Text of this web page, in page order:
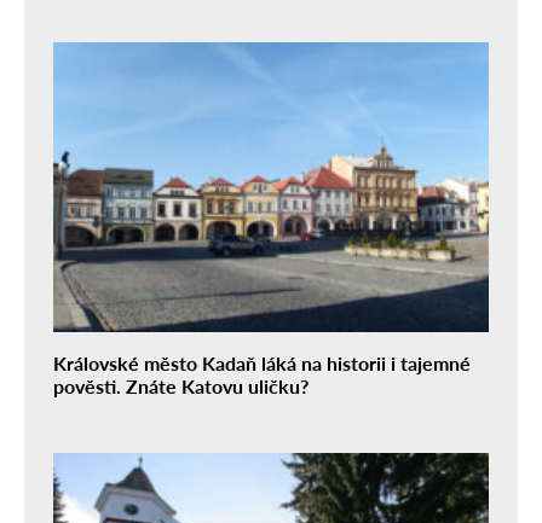
Královské město Kadaň láká na historii i tajemné
pověsti. Znáte Katovu uličku?